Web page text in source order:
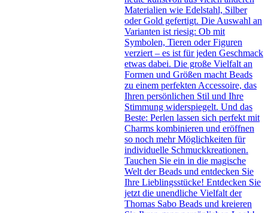
Materialien wie Edelstahl, Silber
oder Gold gefertigt. Die Auswahl an
Varianten ist riesig: Ob mit
Symbolen, Tieren oder Figuren
verziert – es ist für jeden Geschmack
etwas dabei. Die große Vielfalt an
Formen und Größen macht Beads
zu einem perfekten Accessoire, das
Ihren persönlichen Stil und Ihre
Stimmung widerspiegelt. Und das
Beste: Perlen lassen sich perfekt mit
Charms kombinieren und eröffnen
so noch mehr Möglichkeiten für
individuelle Schmuckkreationen.
Tauchen Sie ein in die magische
Welt der Beads und entdecken Sie
Ihre Lieblingsstücke! Entdecken Sie
jetzt die unendliche Vielfalt der
Thomas Sabo Beads und kreieren